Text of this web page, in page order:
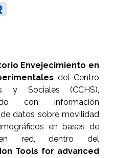
Envejecimiento en
del Centro
y Sociales (CCHS),
con información
datos sobre movilidad
en bases de
en red, dentro del
Tools for advanced